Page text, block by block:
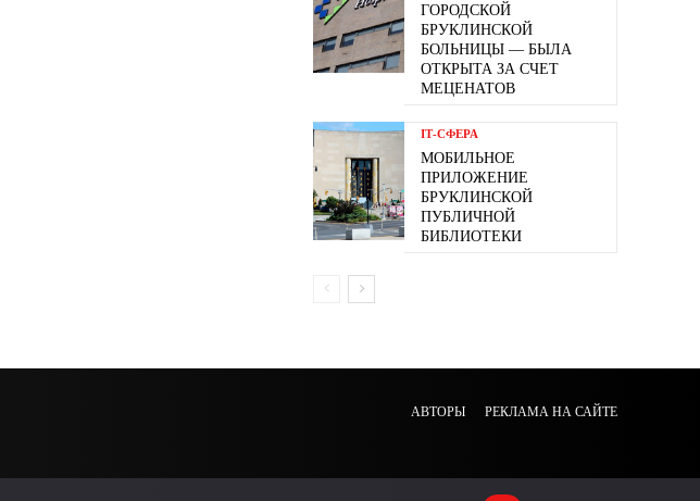
ГОРОДСКОЙ
БРУКЛИНСКОЙ
БОЛЬНИЦЫ — БЫЛА
ОТКРЫТА ЗА СЧЕТ
МЕЦЕНАТОВ
ІТ-СФЕРА
МОБИЛЬНОЕ
ПРИЛОЖЕНИЕ
БРУКЛИНСКОЙ
ПУБЛИЧНОЙ
БИБЛИОТЕКИ
АВТОРЫ РЕКЛАМА НА САЙТЕ